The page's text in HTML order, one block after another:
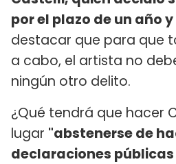
por el plazo de un año
destacar que para que
a cabo, el artista no
ningún otro delito.
¿Qué tendrá que hacer
lugar "abstenerse de
declaraciones